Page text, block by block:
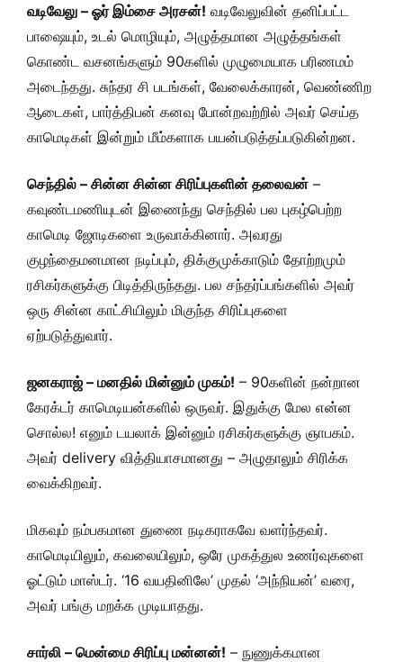
வடிவேலு – ஓர் இம்சை அரசன்! வடிவேலுவின் தனிப்பட்ட
பாஷையும், உடல் மொழியும், அழுத்தமான அழுத்தங்கள்
கொண்ட வசனங்களும் 90களில் முழுமையாக பரிணமம்
அடைந்தது. சுந்தர சி படங்கள், வேலைக்காரன், வெண்ணிற
ஆடைகள், பார்த்திபன் கனவு போன்றவற்றில் அவர் செய்த
காமெடிகள் இன்றும் மீம்களாக பயன்படுத்தப்படுகின்றன.
செந்தில் – சின்ன சின்ன சிரிப்புகளின் தலைவன் –
கவுண்டமணியுடன் இணைந்து செந்தில் பல புகழ்பெற்ற
காமெடி ஜோடிகளை உருவாக்கினார். அவரது
குழந்தைமனமான நடிப்பும், திக்குமுக்காடும் தோற்றமும்
ரசிகர்களுக்கு பிடித்திருந்தது. பல சந்தர்ப்பங்களில் அவர்
ஒரு சின்ன காட்சியிலும் மிகுந்த சிரிப்புகளை
ஏற்படுத்துவார்.
ஜனகராஜ் – மனதில் மின்னும் முகம்! – 90களின் நன்றான
கேரக்டர் காமெடியன்களில் ஒருவர். இதுக்கு மேல என்ன
சொல்ல! எனும் டயலாக் இன்னும் ரசிகர்களுக்கு ஞாபகம்.
அவர் delivery வித்தியாசமானது – அழுதாலும் சிரிக்க
வைக்கிறவர்.
மிகவும் நம்பகமான துணை நடிகராகவே வளர்ந்தவர்.
காமெடியிலும், கவலையிலும், ஒரே முகத்துல உணர்வுகளை
ஓட்டும் மாஸ்டர். ‘16 வயதினிலே’ முதல் ‘அந்நியன்’ வரை,
அவர் பங்கு மறக்க முடியாதது.
சார்லி – மென்மை சிரிப்பு மன்னன்! – நுணுக்கமான